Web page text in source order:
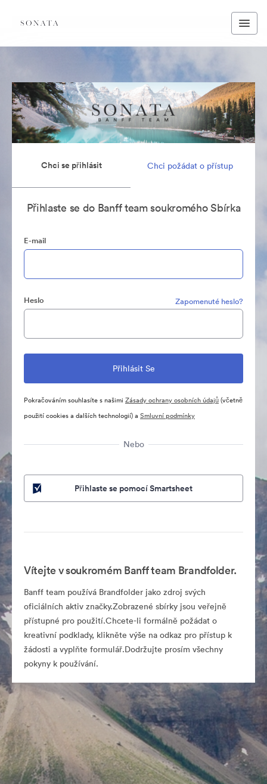
Chci se přihlásit Chci požádat o přístup
Přihlaste se do Banff team soukromého Sbírka
E-mail
Heslo Zapomenuté heslo?
Pokračováním souhlasíte s našimi Zásady ochrany osobních údajů(včetně
použití cookies a dalších technologií) a Smluvní podmínky
Nebo
Přihlaste se pomocí Smartsheet
Vítejte v soukromém Banff team Brandfolder.
Banff team používá Brandfolder jako zdroj svých
oficiálních aktiv značky.Zobrazené sbírky jsou veřejně
přístupné pro použití.Chcete-li formálně požádat o
kreativní podklady, klikněte výše na odkaz pro přístup k
žádosti a vyplňte formulář.Dodržujte prosím všechny
pokyny k používání.